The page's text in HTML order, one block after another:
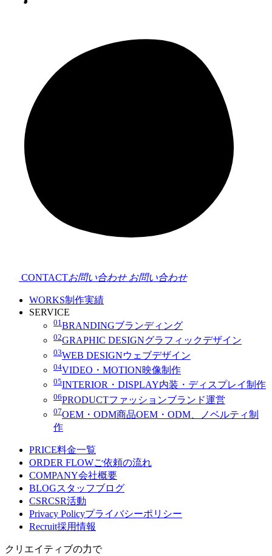
CONTACTお問い合わせ お問い合わせ
WORKS制作実績
SERVICE
01 BRANDINGブランディング
02GRAPHIC DESIGNグラフィックデザイン
03WEB DESIGNウェブデザイン
04VIDEO・MOTION映像制作
05INTERIOR・DISPLAY内装・ディスプレイ制作
06PRODUCTファッションブランド運営
07OEM・ODM商品OEM・ODM、ノベルティ制
作
PRICE料金一覧
ORDER FLOWご依頼の流れ
COMPANY会社概要
BLOGスタッフブログ
CSRCSR活動
Privacy Policyプライバシーポリシー
Recruit採用情報
クリエイティブの力で